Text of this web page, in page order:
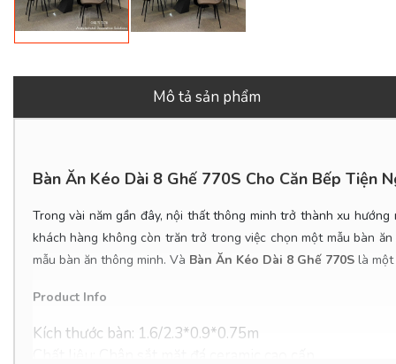
Mô tả sản phẩm
Bàn Ăn Kéo Dài 8 Ghế 770S Cho Căn Bếp Tiện
Trong vài năm gần đây, nội thất thông minh trở thành xu
khách hàng không còn trăn trở trong việc chọn một mẫu bàn
mẫu bàn ăn thông minh. Và Bàn Ăn Kéo Dài 8 Ghế 770S là một
Product Info
Kích thước bàn: 1.6/2.3*0.9*0.75m